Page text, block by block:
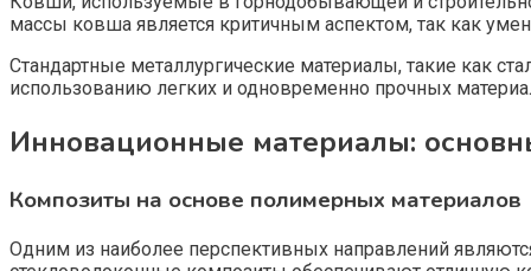
массы ковша является критичным аспектом, так как
Стандартные металлургические материалы, такие как
использованию легких и одновременно прочных
Инновационные материалы:
Композиты на основе полимерных материалов
Одним из наиболее перспективных направлений